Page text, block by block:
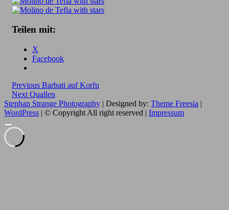
Teilen mit:
X
Facebook
Beitragsnavigation
Previous Previous
post:
Barbati auf Korfu
Next Next
post:
Quallen
Stephan Strange Photography | Designed by: Theme Freesia |
WordPress | © Copyright All right reserved | Impressum